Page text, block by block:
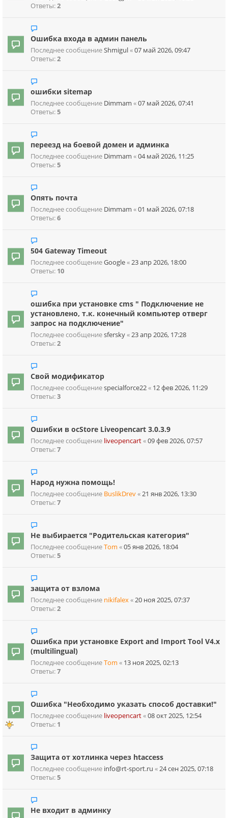
Ответы:2
Ошибка входа в админ панель
Последнее сообщениеShmigul«07 май 2026, 09:47
Ответы:2
ошибки sitemap
Последнее сообщение Dimmam «07 май 2026, 07:41
Ответы:5
переезд на боевой домен и админка
Последнее сообщение Dimmam «04 май 2026, 11:25
Ответы:5
Опять почта
Последнее сообщение Dimmam «01 май 2026, 07:18
Ответы:6
504 Gateway Timeout
Последнее сообщениеGoogle«23 апр 2026, 18:00
Ответы: 10
ошибка при установке cms " Подключение не
установлено, т.к. конечный компьютер отверг
запрос на подключение"
Последнее сообщениеsfersky«23 апр 2026, 17:28
Ответы:2
Свой модификатор
Последнее сообщениеspecialforce22« 12 фев 2026, 11:29
Ответы:3
Ошибки в ocStore Liveopencart 3.0.3.9
Последнее сообщение liveopencart«09 фев 2026, 07:57
Ответы:7
Народ нужна помощь!
Последнее сообщение BuslikDrev«21 янв 2026, 13:30
Ответы:7
Не выбирается "Родительская категория"
Последнее сообщениеTom «05 янв 2026, 18:04
Ответы:5
защита от взлома
Последнее сообщение nikifalex«20 ноя 2025, 07:37
Ответы:2
Ошибка при установке Export and Import Tool V4.x
(multilingual)
Последнее сообщениеTom « 13 ноя 2025, 02:13
Ответы:7
Ошибка "Необходимо указать способ доставки!"
Последнее сообщение liveopencart«08 окт 2025, 12:54
Ответы: 1
Защита от хотлинка через htaccess
Последнее сообщение info@rt-sport.ru «24 сен 2025, 07:18
Ответы:5
Не входит в админку